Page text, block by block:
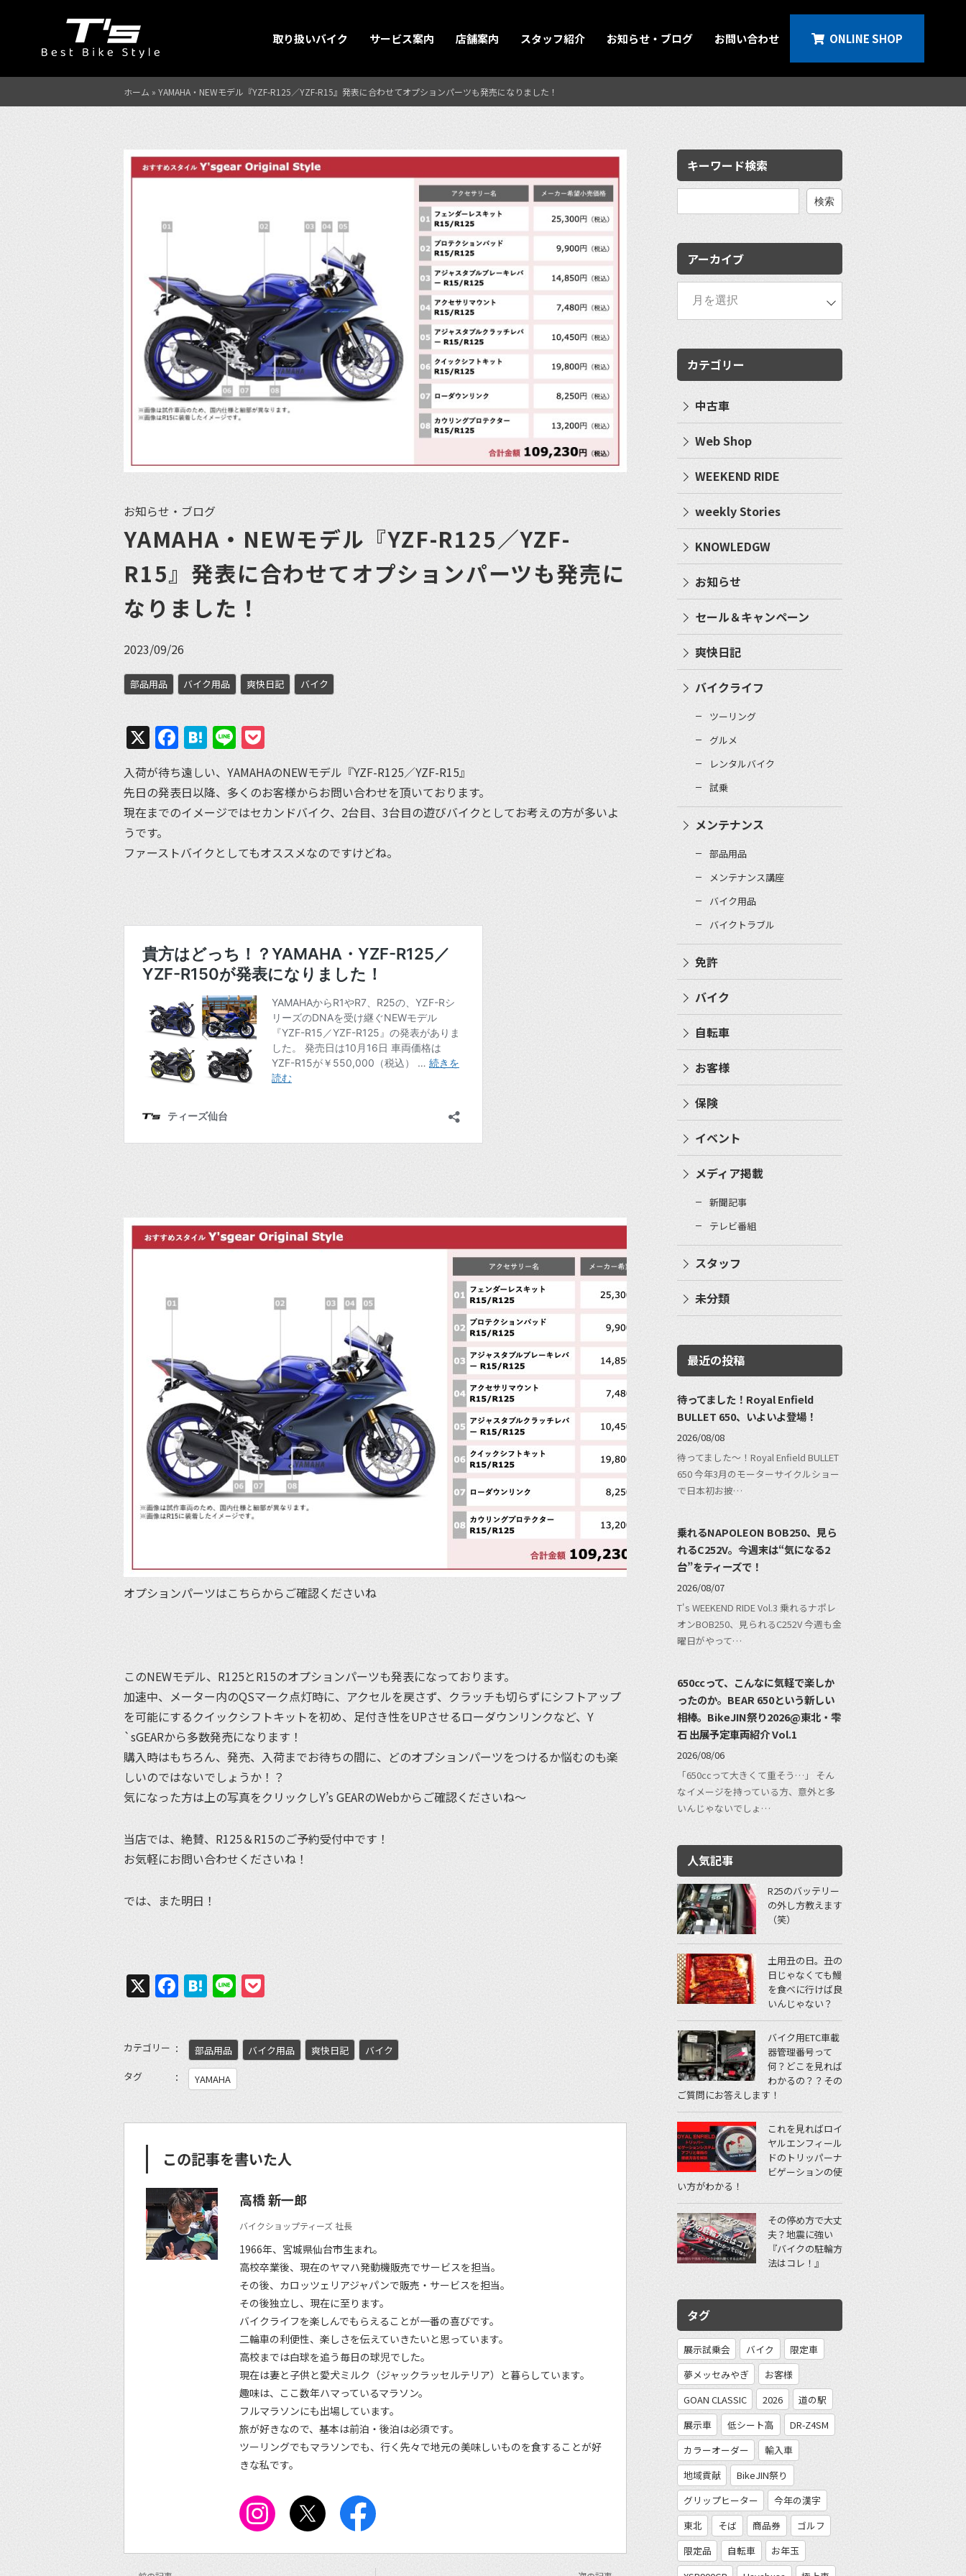
取り扱いバイク サービス案内 店舗案内 スタッフ紹介 お知らせ・ブログ お問い合わせ ONLINE SHOP
ホーム » YAMAHA・NEWモデル『YZF-R125／YZF-R15』発表に合わせてオプションパーツも発売になりました！
お知らせ・ブログ
YAMAHA・NEWモデル『YZF-R125／YZF-
R15』発表に合わせてオプションパーツも発売に
なりました！
2023/09/26
部品用品 バイク用品 爽快日記 バイク
X Facebook
Hatena
Line
入荷が待ち遠しい、YAMAHAのNEWモデル『YZF-R125／YZF-R15』
先日の発表日以降、多くのお客様からお問い合わせを頂いております。
現在までのイメージではセカンドバイク、2台目、3台目の遊びバイクとしてお考えの方が多いよ
うです。
ファーストバイクとしてもオススメなのですけどね。
オプションパーツはこちらからご確認くださいね
このNEWモデル、R125とR15のオプションパーツも発表になっております。
加速中、メーター内のQSマーク点灯時に、アクセルを戻さず、クラッチも切らずにシフトアップ
を可能にするクイックシフトキットを初め、足付き性をUPさせるローダウンリンクなど、Y
`sGEARから多数発売になります！
購入時はもちろん、発売、入荷までお待ちの間に、どのオプションパーツをつけるか悩むのも楽
しいのではないでしょうか！？
気になった方は上の写真をクリックしY’s GEARのWebからご確認くださいね〜
当店では、絶賛、R125＆R15のご予約受付中です！
お気軽にお問い合わせくださいね！
では、また明日！
X Facebook
Hatena
Line
カテゴリー 部品用品 バイク用品 爽快日記
バイク
タグ
YAMAHA
この記事を書いた人
高橋 新一郎
バイクショップティーズ 社長
1966年、宮城県仙台市生まれ。
高校卒業後、現在のヤマハ発動機販売でサービスを担当。
その後、カロッツェリアジャパンで販売・サービスを担当。
その後独立し、現在に至ります。
バイクライフを楽しんでもらえることが一番の喜びです。
二輪車の利便性、楽しさを伝えていきたいと思っています。
高校までは白球を追う毎日の球児でした。
現在は妻と子供と愛犬ミルク（ジャックラッセルテリア）と暮らしています。
趣味は、ここ数年ハマっているマラソン。
フルマラソンにも出場しています。
旅が好きなので、基本は前泊・後泊は必須です。
ツーリングでもマラソンでも、行く先々で地元の美味しいものを食することが好
きな私です。
キーワード検索
検
アーカイブ
カテゴリー
中古車
Web Shop
WEEKEND RIDE
weekly Stories
KNOWLEDGW
お知らせ
セール＆キャンペーン
爽快日記
バイクライフ
ツーリング
グルメ
レンタルバイク
試乗
メンテナンス
部品用品
メンテナンス講座
バイク用品
バイクトラブル
免許
バイク
自転車
お客様
保険
イベント
メディア掲載
新聞記事
テレビ番組
スタッフ
未分類
最近の投稿
待ってました！Royal Enfield
BULLET 650、いよいよ登場！
2026/08/08
待ってました〜！Royal Enfield BULLET
650 今年3月のモーターサイクルショー
で日本初お披…
乗れるNAPOLEON BOB250、見ら
れるC252V。今週末は“気になる2
台”をティーズで！
2026/08/07
T's WEEKEND RIDE Vol.3 乗れるナポレ
オンBOB250、見られるC252V 今週も金
曜日がやって…
650ccって、こんなに気軽で楽しか
ったのか。BEAR 650という新しい
相棒。BikeJIN祭り2026@東北・雫
石 出展予定車両紹介 Vol.1
2026/08/06
「650ccって大きくて重そう…」 そん
なイメージを持っている方、意外と多
いんじゃないでしょ…
人気記事
R25のバッテリー
の外し方教えます
（笑）
土用丑の日。丑の
日じゃなくても鰻
を食べに行けば良
いんじゃない？
バイク用ETC車載
器管理番号って
何？どこを見れば
わかるの？？その
ご質問にお答えします！
これを見ればロイ
ヤルエンフィール
ドのトリッパーナ
ビゲーションの使
い方がわかる！
その停め方で大丈
夫？地震に強い
『バイクの駐輪方
法はコレ！』
タグ
展示試乗会 バイク
限定車
夢メッセみやぎ
お客様
GOAN CLASSIC
2026
道の駅
展示車
低シート高
DR-Z4SM
カラーオーダー
輸入車
地域貢献
BikeJIN祭り
グリップヒーター
今年の漢字
東北
そば 商品券
ゴルフ
限定品
自転車
お年玉